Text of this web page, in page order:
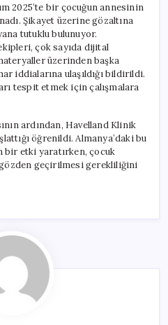
2025’te bir çocuğun annesinin
Şikayet üzerine gözaltına
tutuklu bulunuyor.
çok sayıda dijital
üzerinden başka
iddialarına ulaşıldığı bildirildi.
tespit etmek için çalışmalara
ardından, Havelland Klinik
öğrenildi. Almanya’daki bu
bir etki yaratırken, çocuk
geçirilmesi gerekliliğini